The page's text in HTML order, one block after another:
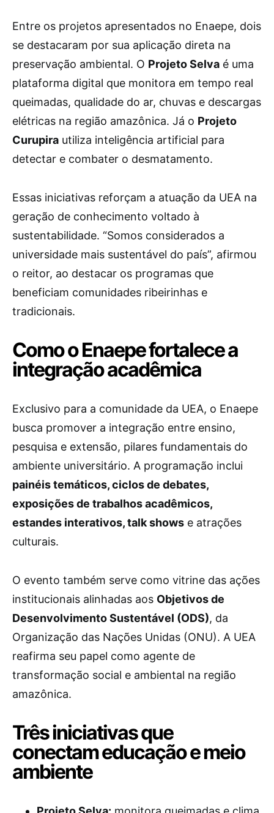
Entre os projetos apresentados no Enaepe, dois
se destacaram por sua aplicação direta na
preservação ambiental. O Projeto Selva é uma
plataforma digital que monitora em tempo real
queimadas, qualidade do ar, chuvas e descargas
elétricas na região amazônica. Já o Projeto
Curupira utiliza inteligência artificial para
detectar e combater o desmatamento.
Essas iniciativas reforçam a atuação da UEA na
geração de conhecimento voltado à
sustentabilidade. “Somos considerados a
universidade mais sustentável do país”, afirmou
o reitor, ao destacar os programas que
beneficiam comunidades ribeirinhas e
tradicionais.
Como o Enaepe fortalece a
integração acadêmica
Exclusivo para a comunidade da UEA, o Enaepe
busca promover a integração entre ensino,
pesquisa e extensão, pilares fundamentais do
ambiente universitário. A programação inclui
painéis temáticos, ciclos de debates,
exposições de trabalhos acadêmicos,
estandes interativos, talk shows e atrações
culturais.
O evento também serve como vitrine das ações
institucionais alinhadas aos Objetivos de
Desenvolvimento Sustentável (ODS), da
Organização das Nações Unidas (ONU). A UEA
reafirma seu papel como agente de
transformação social e ambiental na região
amazônica.
Três iniciativas que
conectam educação e meio
ambiente